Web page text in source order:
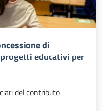
di
educativi per
del contributo